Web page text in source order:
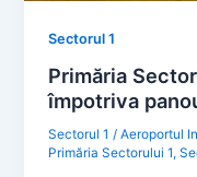
Sectorul 1
Primăria
împotriva
Sectorul 1 /Aeroportul
Primăria Sectorului 1,